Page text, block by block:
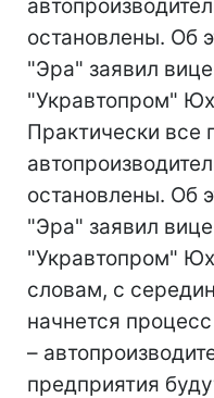
остановлены. Об
"Эра" заявил
"Укравтопром"
Практически все
остановлены. Об
"Эра" заявил
"Укравтопром"
словам, с
начнется
–
предприятия